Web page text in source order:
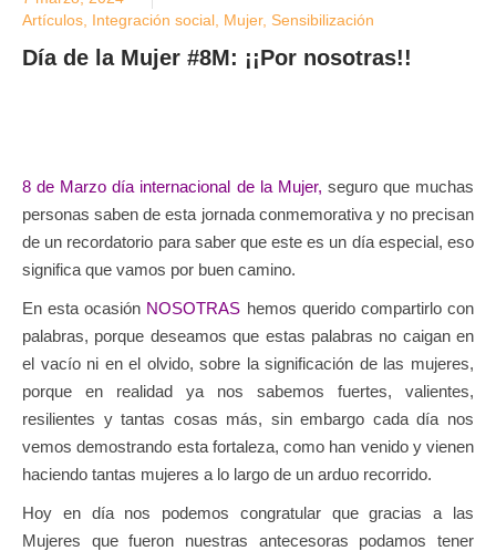
Artículos Integración social Mujer, Sensibilización
Día de la Mujer #8M: ¡¡Por nosotras!!
8 de Marzo día internacional de la Mujer, seguro que muchas
personas saben de esta jornada conmemorativa y no precisan
de un recordatorio para saber que este es un día especial, eso
significa que vamos por buen camino.
En esta ocasión NOSOTRAS hemos querido compartirlo con
palabras, porque deseamos que estas palabras no caigan en
el vacío ni en el olvido, sobre la significación de las mujeres,
porque en realidad ya nos sabemos fuertes, valientes,
resilientes y tantas cosas más, sin embargo cada día nos
vemos demostrando esta fortaleza, como han venido y vienen
haciendo tantas mujeres a lo largo de un arduo recorrido.
Hoy en día nos podemos congratular que gracias a las
Mujeres que fueron nuestras antecesoras podamos tener